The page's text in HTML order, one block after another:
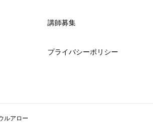
講師募集
プライバシーポリシー
ルアロー